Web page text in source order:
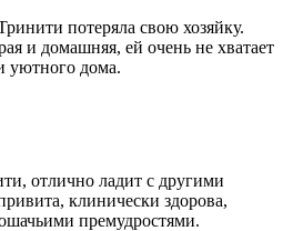
потеряла свою хозяйку.
и домашняя, ей очень не хватает
уютного дома.
отлично ладит с другими
клинически здорова,
премудростями.